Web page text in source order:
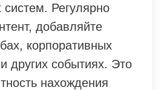
Регулярно
добавляйте
корпоративных
других событиях. Это
нахождения